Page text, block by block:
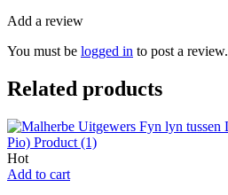
Add a review
You must be logged in to post a review.
Related products
Hot
Add to cart